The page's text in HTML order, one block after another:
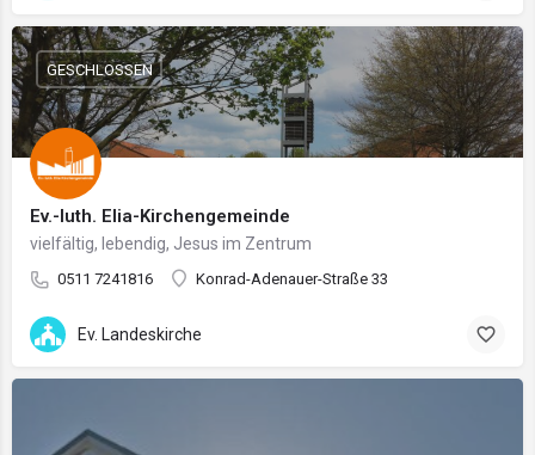
Ev.-luth. Elia-Kirchengemeinde
vielfältig, lebendig, Jesus im Zentrum
0511 7241816 Konrad-Adenauer-Straße 33
GESCHLOSSEN
Ev. Landeskirche